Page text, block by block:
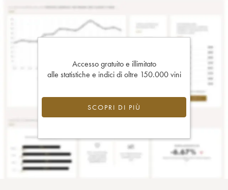
Accesso gratuito e illimitato
alle statistiche e indici di oltre 150.000 vini
SCOPRI DI PIÙ